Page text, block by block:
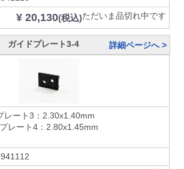
¥ 20,130(税込)ただいま品切れ中です
ガイドプレート3-4 詳細ページへ >
ート3：2.30x1.40mm
ト4：2.80x1.45mm